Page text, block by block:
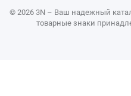
© 2026 3N – Ваш надежный
товарные знаки